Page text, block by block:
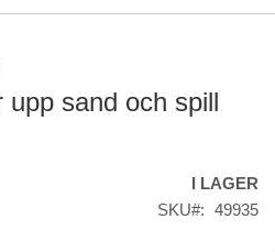
upp sand och spill
I LAGER
SKU
49935